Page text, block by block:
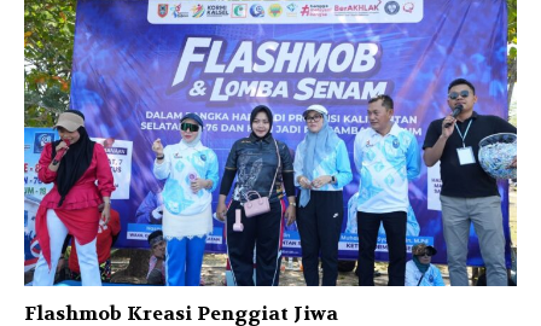
Flashmob Kreasi Penggiat Jiwa